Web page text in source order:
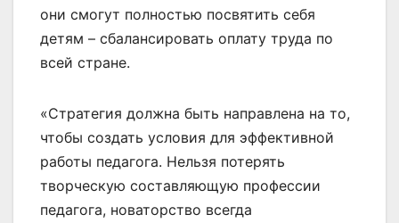
они смогут полностью посвятить себя
детям – сбалансировать оплату труда по
всей стране.
«Стратегия должна быть направлена на то,
чтобы создать условия для эффективной
работы педагога. Нельзя потерять
творческую составляющую профессии
педагога, новаторство всегда